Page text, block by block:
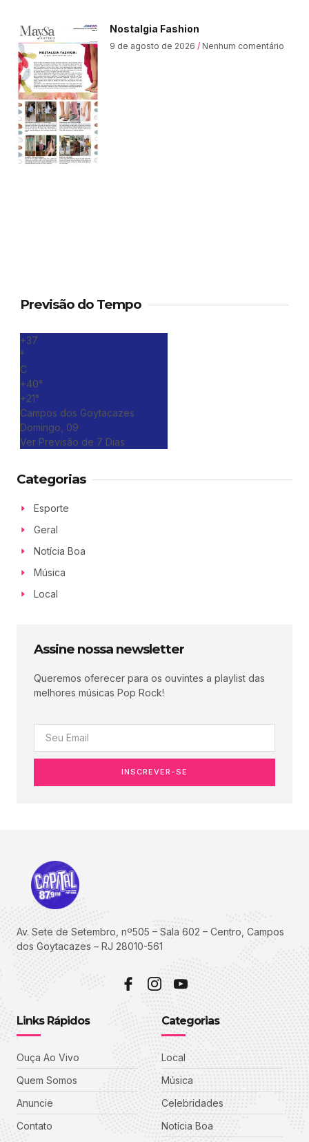
Nostalgia Fashion
9 de agosto de 2026 Nenhum comentário
Previsão do Tempo
+37
°
C
+40°
+21°
Campos dos Goytacazes
Domingo, 09
Ver Previsão de 7 Dias
Categorias
Esporte
Geral
Notícia Boa
Música
Local
Assine nossa newsletter
Queremos oferecer para os ouvintes a playlist das
melhores músicas Pop Rock!
INSCREVER-SE
Av. Sete de Setembro, nº505 – Sala 602 – Centro, Campos
dos Goytacazes – RJ 28010-561
Links Rápidos
Ouça Ao Vivo
Quem Somos
Anuncie
Contato
Categorias
Local
Música
Celebridades
Notícia Boa